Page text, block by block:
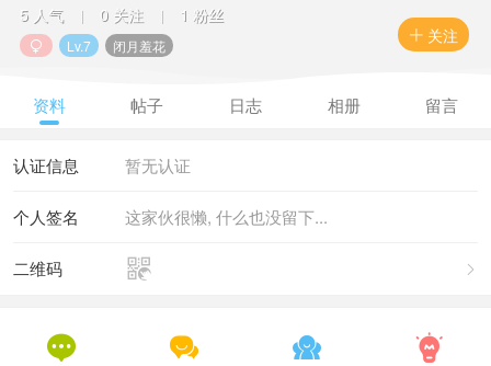
 关注
5 人气 | 0 关注 | 1 粉丝
 Lv.7 闭月羞花
资料 帖子 日志 相册 留言
暂无认证
认证信息
这家伙很懒, 什么也没留下...
个人签名


二维码
   